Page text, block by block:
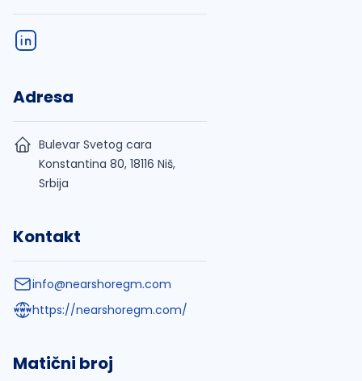
Adresa
Bulevar Svetog cara
Konstantina 80, 18116 Niš,
Srbija
Kontakt
info@nearshoregm.com
https://nearshoregm.com/
Matični broj